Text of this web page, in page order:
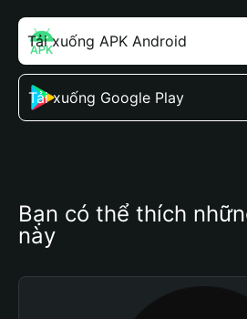
Tải xuống APK Android
Tải xuống Google Play
Bạn có thể thích
này